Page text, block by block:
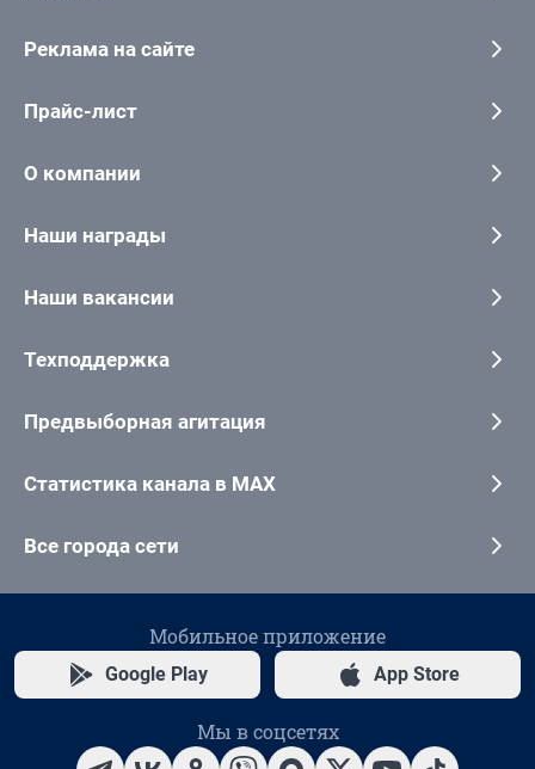
Реклама на сайте
Прайс-лист
О компании
Наши награды
Наши вакансии
Техподдержка
Предвыборная агитация
Статистика канала в MAX
Все города сети
Мобильное приложение
Google Play App Store
Мы в соцсетях